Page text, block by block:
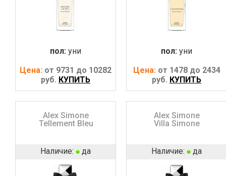
пол: уни
Цена: от 9731 до 10282
руб. КУПИТЬ
пол: уни
Цена: от 1478 до 2434
руб. КУПИТЬ
Alex Simone
Tellement Bleu
Наличие: да
Alex Simone
Villa Simone
Наличие: да